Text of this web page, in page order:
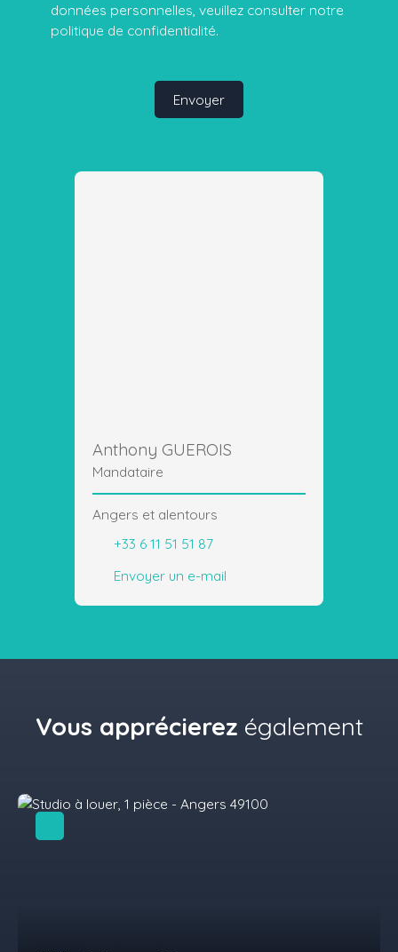
données personnelles, veuillez consulter notre
politique de confidentialité.
Envoyer
Anthony GUEROIS
Mandataire
Angers et alentours
+33 6 11 51 51 87
Envoyer un e-mail
Vous apprécierez également